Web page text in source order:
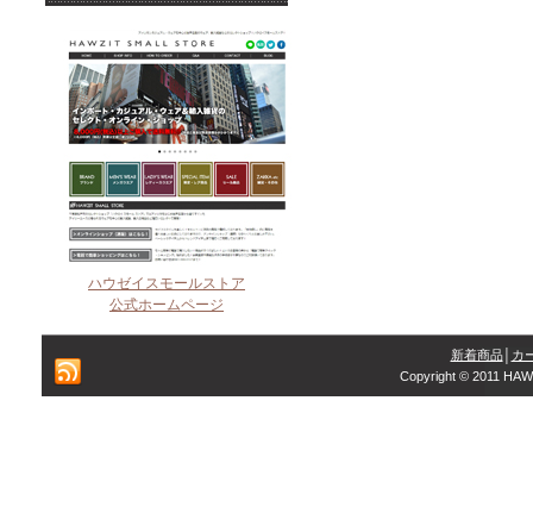
ハウゼイスモールストア
公式ホームページ
新着商品│
カ
Copyright © 2011